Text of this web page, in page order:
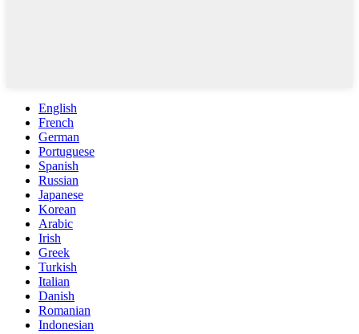
English
French
German
Portuguese
Spanish
Russian
Japanese
Korean
Arabic
Irish
Greek
Turkish
Italian
Danish
Romanian
Indonesian